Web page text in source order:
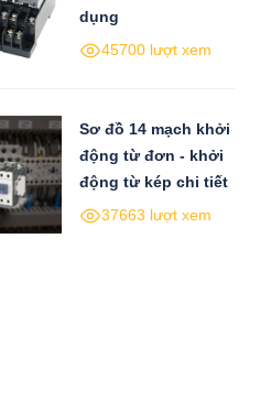
dụng
45700 lượt xem
Sơ đồ 14 mạch khởi
động từ đơn - khởi
động từ kép chi tiết
37663 lượt xem